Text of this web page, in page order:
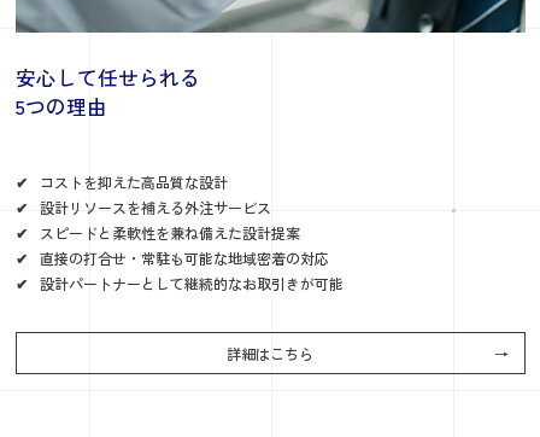
安心して任せられる
5つの理由
コストを抑えた高品質な設計
設計リソースを補える外注サービス
スピードと柔軟性を兼ね備えた設計提案
直接の打合せ・常駐も可能な地域密着の対応
設計パートナーとして継続的なお取引きが可能
詳細はこちら